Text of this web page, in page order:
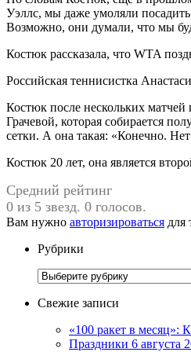
Уэллс, мы даже умоляли
Возможно, они думали, что мы
Костюк рассказала, что WTA
Российская теннисистка
Костюк после нескольких
Грачевой, которая собирается
сетки. А она такая: «Конечно.
Костюк 20 лет, она является
Средний рейтинг
0 из 5 звезд. 0 голосов.
Вам нужно авторизироваться для
Рубрики
Рубрики
Свежие записи
«100 ракет в месяц»:
Праздники 6 августа